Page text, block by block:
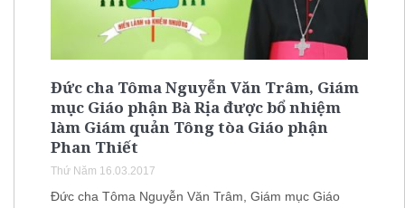
Đức cha Tôma Nguyễn Văn Trâm, Giám
mục Giáo phận Bà Rịa được bổ nhiệm
làm Giám quản Tông tòa Giáo phận
Phan Thiết
Thứ Năm 16.03.2017
Đức cha Tôma Nguyễn Văn Trâm, Giám mục Giáo